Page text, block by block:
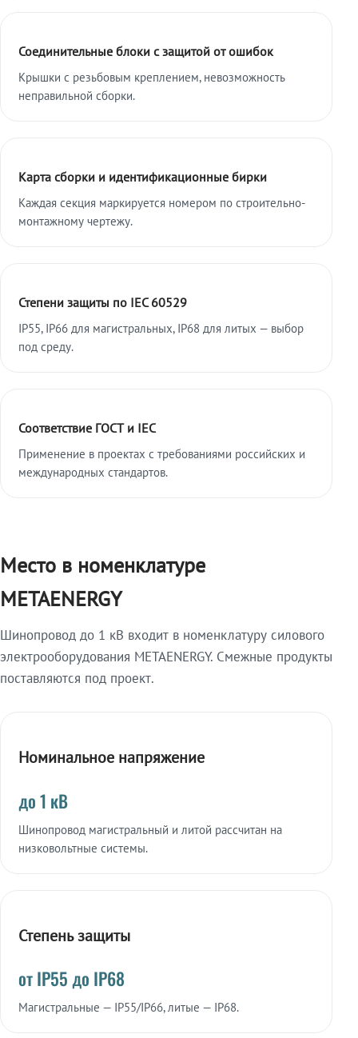
Соединительные блоки с защитой от ошибок
Крышки с резьбовым креплением, невозможность
неправильной сборки.
Карта сборки и идентификационные бирки
Каждая секция маркируется номером по строительно-
монтажному чертежу.
Степени защиты по IEC 60529
IP55, IP66 для магистральных, IP68 для литых — выбор
под среду.
Соответствие ГОСТ и IEC
Применение в проектах с требованиями российских и
международных стандартов.
Место в номенклатуре
METAENERGY
Шинопровод до 1 кВ входит в номенклатуру силового
электрооборудования METAENERGY. Смежные продукты
поставляются под проект.
Номинальное напряжение
до 1 кВ
Шинопровод магистральный и литой рассчитан на
низковольтные системы.
Степень защиты
от IP55 до IP68
Магистральные — IP55/IP66, литые — IP68.